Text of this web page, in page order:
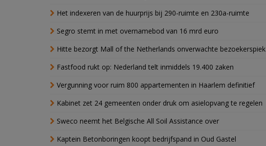
Het indexeren van de huurprijs bij 290-ruimte en 230a-ruimte
Segro stemt in met overnamebod van 16 mrd euro
Hitte bezorgt Mall of the Netherlands onverwachte bezoekerspiek
Fastfood rukt op: Nederland telt inmiddels 19.400 zaken
Vergunning voor ruim 800 appartementen in Haarlem definitief
Kabinet zet 24 gemeenten onder druk om asielopvang te regelen
Sweco neemt het Belgische All Soil Assistance over
Kaptein Betonboringen koopt bedrijfspand in Oud Gastel